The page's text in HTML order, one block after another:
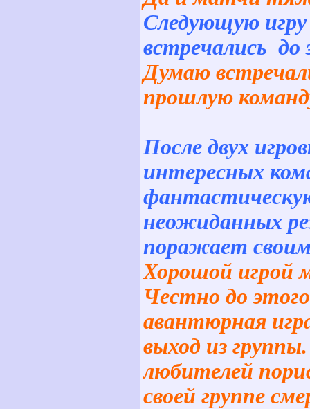
Следующую
встречались до
Думаю
прошлую
После двух
интересных
неожиданных
поражает
Хорошой игрой
Честно до
авантюрная
выход из
любителей
своей группе